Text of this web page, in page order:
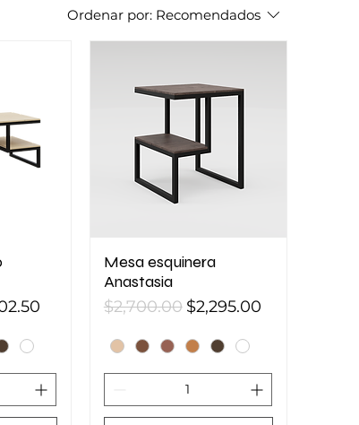
Ordenar por: Recomendados
de oferta
Mesa esquinera
Anastasia
Precio
$2,700.00 Precio de oferta
$2,295.00